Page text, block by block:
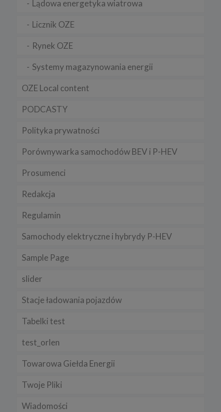
Lądowa energetyka wiatrowa
Licznik OZE
Rynek OZE
Systemy magazynowania energii
OZE Local content
PODCASTY
Polityka prywatności
Porównywarka samochodów BEV i P-HEV
Prosumenci
Redakcja
Regulamin
Samochody elektryczne i hybrydy P-HEV
Sample Page
slider
Stacje ładowania pojazdów
Tabelki test
test_orlen
Towarowa Giełda Energii
Twoje Pliki
Wiadomości